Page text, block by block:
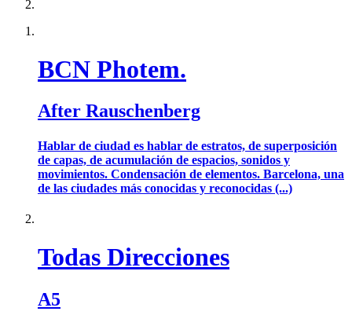
BCN Photem.
After Rauschenberg
Hablar de ciudad es hablar de estratos, de superposición
de capas, de acumulación de espacios, sonidos y
movimientos. Condensación de elementos. Barcelona, una
de las ciudades más conocidas y reconocidas (...)
Todas Direcciones
A5